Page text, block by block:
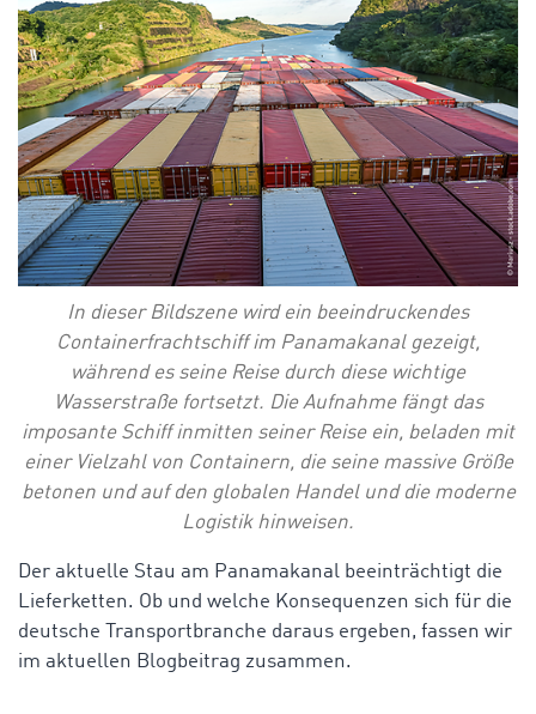
In dieser Bildszene wird ein beeindruckendes
Containerfrachtschiff im Panamakanal gezeigt,
während es seine Reise durch diese wichtige
Wasserstraße fortsetzt. Die Aufnahme fängt das
imposante Schiff inmitten seiner Reise ein, beladen mit
einer Vielzahl von Containern, die seine massive Größe
betonen und auf den globalen Handel und die moderne
Logistik hinweisen.
Der aktuelle Stau am Panamakanal beeinträchtigt die
Lieferketten. Ob und welche Konsequenzen sich für die
deutsche Transportbranche daraus ergeben, fassen wir
im aktuellen Blogbeitrag zusammen.